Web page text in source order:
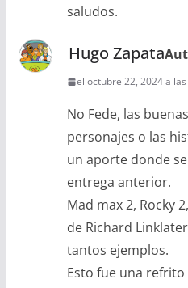
saludos.
Hugo Zapata
el octubre 22, 2024 a
No Fede, las
personajes o las
un aporte donde
entrega anterior.
Mad max 2, Rocky
de Richard
tantos ejemplos.
Esto fue una